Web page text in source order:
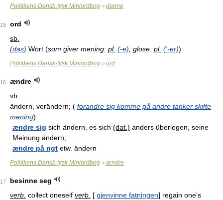
Politikens Dansk-tysk Miniordbog > danne
15
ord
sb.
(das) Wort (som giver mening: pl. (-e); glose: pl. ('-er))
Politikens Dansk-tysk Miniordbog > ord
16
ændre
vb.
ändern, verändern; ( forandre sig komme på andre tanker skifte
mening)
ændre sig sich ändern, es sich (dat.) anders überlegen, seine
Meinung ändern;
ændre på ngt etw. ändern
Politikens Dansk-tysk Miniordbog > ændre
17
besinne seg
verb. collect oneself verb. [ gjenvinne fatningen] regain one's